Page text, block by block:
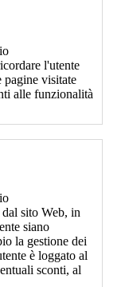
l'utente
visitate
alle funzionalità
sito Web, in
siano
la gestione dei
è loggato al
sconti, al